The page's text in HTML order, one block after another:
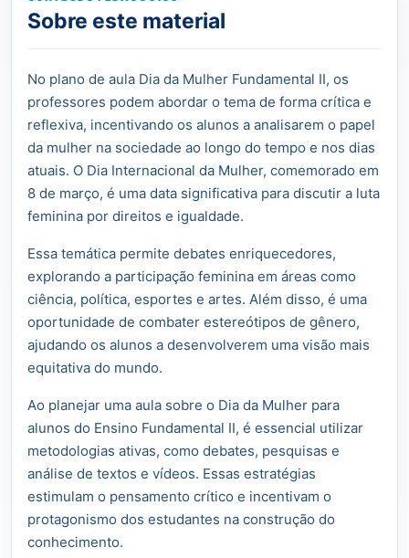
Sobre este material
No plano de aula Dia da Mulher Fundamental II, os
professores podem abordar o tema de forma crítica e
reflexiva, incentivando os alunos a analisarem o papel
da mulher na sociedade ao longo do tempo e nos dias
atuais. O Dia Internacional da Mulher, comemorado em
8 de março, é uma data significativa para discutir a luta
feminina por direitos e igualdade.
Essa temática permite debates enriquecedores,
explorando a participação feminina em áreas como
ciência, política, esportes e artes. Além disso, é uma
oportunidade de combater estereótipos de gênero,
ajudando os alunos a desenvolverem uma visão mais
equitativa do mundo.
Ao planejar uma aula sobre o Dia da Mulher para
alunos do Ensino Fundamental II, é essencial utilizar
metodologias ativas, como debates, pesquisas e
análise de textos e vídeos. Essas estratégias
estimulam o pensamento crítico e incentivam o
protagonismo dos estudantes na construção do
conhecimento.